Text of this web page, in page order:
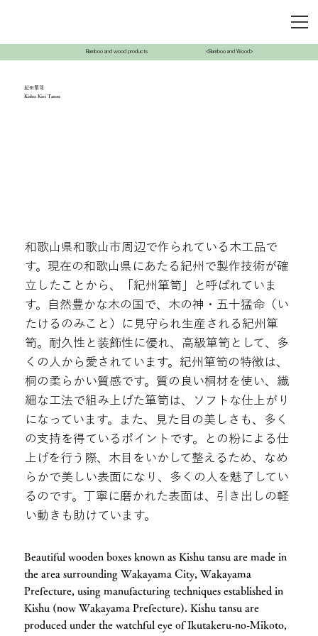
Bamboo and wood products <Bamboo and Wood>
紀州簞笥
Kishu Kiri Tansu
和歌山県和歌山市周辺で作られている木工品で
す。現在の和歌山県にあたる紀州で製作技術が確
立したことから、「紀州箪笥」と呼ばれていま
す。自然豊かな木の国で、木の神・五十猛命（い
たけるのみこと）に見守られ生産される紀州箪
笥。耐久性と装飾性に優れ、高級箪笥として、多
くの人から愛されています。紀州箪笥の特徴は、
桐の柔らかい質感です。質の良い桐材を使い、繊
細な工法で組み上げた箪笥は、ソフトな仕上がり
になっています。また、見た目の美しさも、多く
の支持を得ているポイントです。との粉による仕
上げを行う際、木目をいかして整えるため、なめ
らかで美しい表面になり、多くの人を魅了してい
るのです。丁寧に磨かれた表面は、引き出しの軽
い動きも助けています。
Beautiful wooden boxes known as Kishu tansu are made in
the area surrounding Wakayama City, Wakayama
Prefecture, using manufacturing techniques established in
Kishu (now Wakayama Prefecture). Kishu tansu are
produced under the watchful eye of Ikutakeru-no-Mikoto,